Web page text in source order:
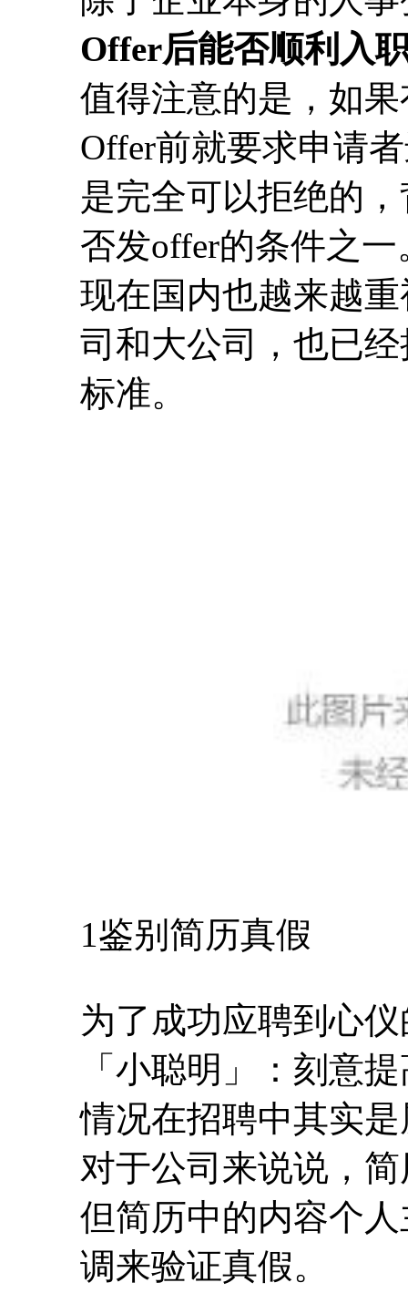
Offer后能否顺利入
值得注意的是，如
Offer前就要求申请
是完全可以拒绝的
否发offer的条件之一
现在国内也越来越
司和大公司，也已
标准。
1鉴别简历真假
为了成功应聘到心
「小聪明」：刻意
情况在招聘中其实
对于公司来说说，
但简历中的内容个
调来验证真假。